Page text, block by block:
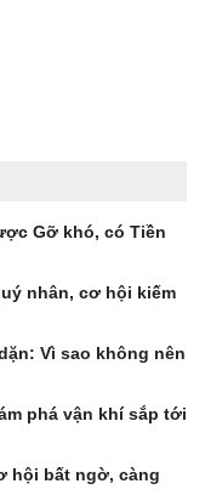
Gỡ khó, có Tiền
nhân, cơ hội kiếm
Vì sao không nên
phá vận khí sắp tới
hội bất ngờ, càng